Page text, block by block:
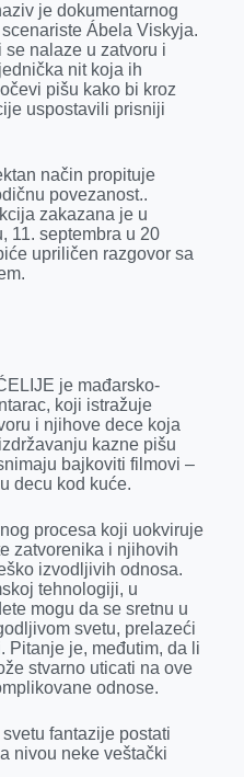
s
A
p
p
l
je dokumentarnog
Ábela Viskyja.
nalaze u zatvoru i
nit koja ih
pišu kako bi kroz
uspostavili prisniji
način propituje
povezanost..
zakazana je u
11. septembra u 20
upriličen razgovor sa
je mađarsko-
koji istražuje
i njihove dece koja
kazne pišu
bajkoviti filmovi –
decu kod kuće.
procesa koji uokviruje
zatvorenika i njihovih
izvodljivih odnosa.
tehnologiji, u
mogu da se sretnu u
svetu, prelazeći
Pitanje je, međutim, da li
stvarno uticati na ove
odnose.
fantazije postati
nivou neke veštački